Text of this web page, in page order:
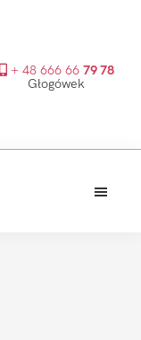
+ 48 666 66 79 78
Głogówek